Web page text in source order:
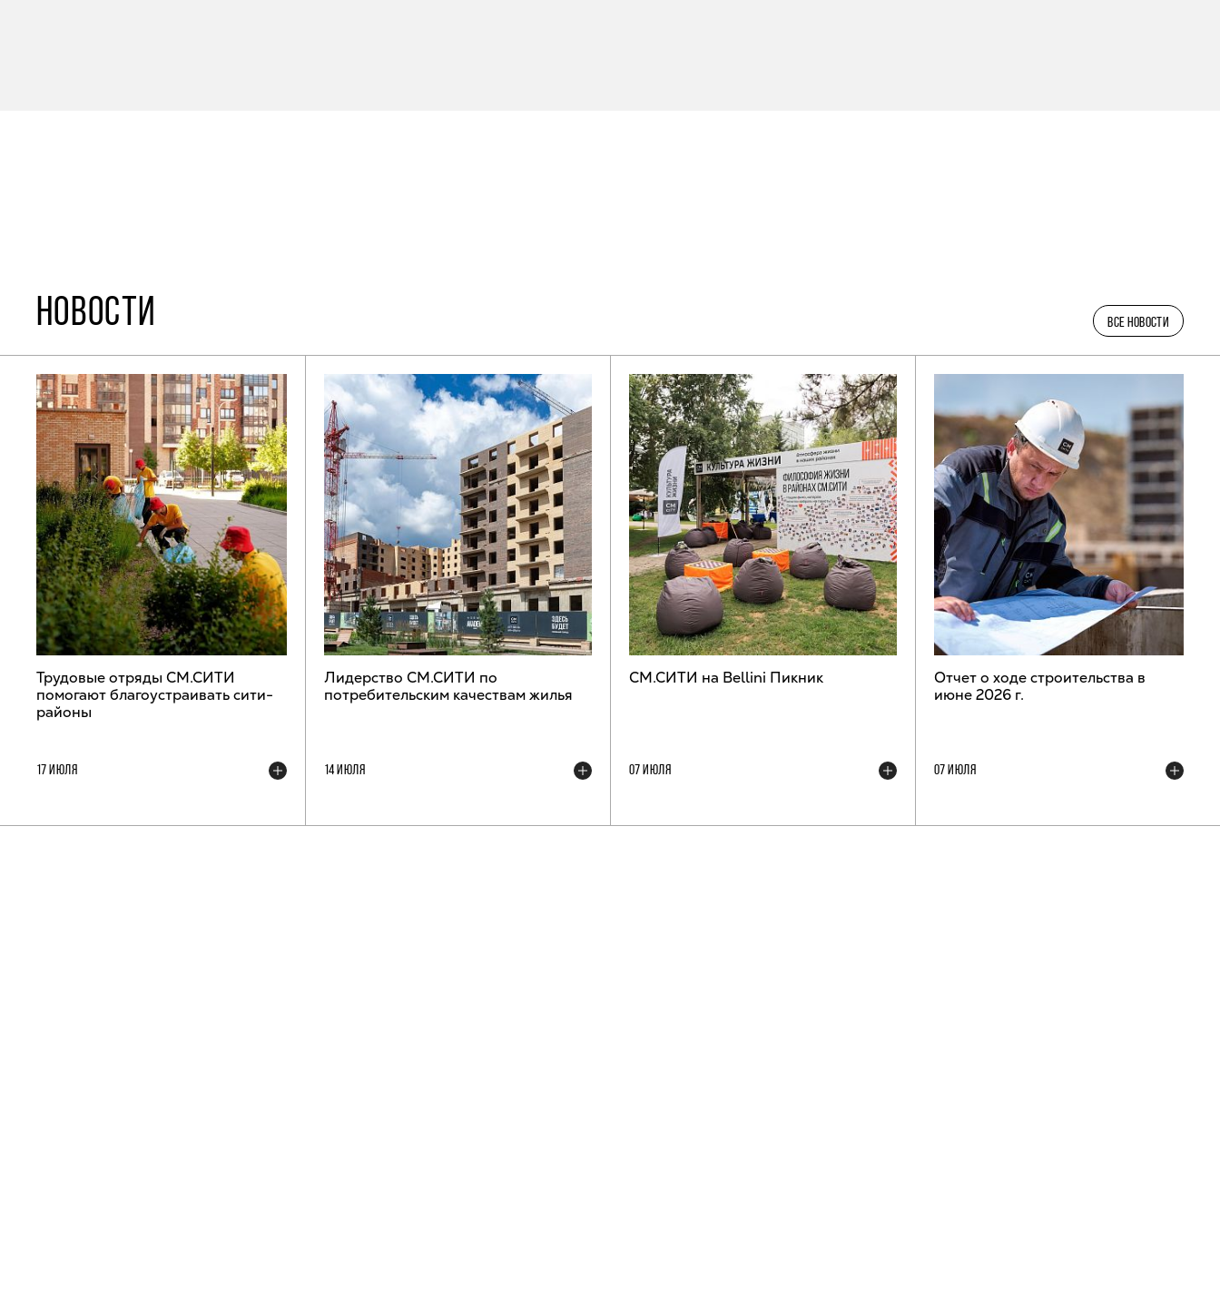
НОВОСТИ ВСЕ НОВОСТИ
Трудовые отряды СМ.СИТИ
помогают благоустраивать сити-
районы
17 ИЮЛЯ
Лидерство СМ.СИТИ по
потребительским качествам жилья
14 ИЮЛЯ
СМ.СИТИ на Bellini Пикник
07 ИЮЛЯ
Отчет о ходе строительства в
июне 2026 г.
07 ИЮЛЯ